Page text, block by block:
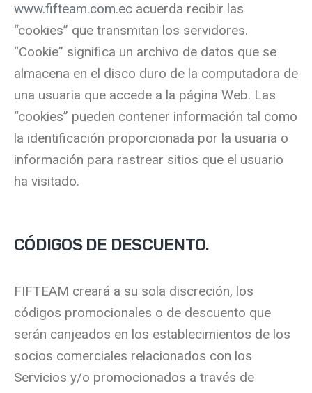
www.fifteam.com.ec acuerda recibir las
“cookies” que transmitan los servidores.
“Cookie” significa un archivo de datos que se
almacena en el disco duro de la computadora de
una usuaria que accede a la página Web. Las
“cookies” pueden contener información tal como
la identificación proporcionada por la usuaria o
información para rastrear sitios que el usuario
ha visitado.
CÓDIGOS DE DESCUENTO.
FIFTEAM creará a su sola discreción, los
códigos promocionales o de descuento que
serán canjeados en los establecimientos de los
socios comerciales relacionados con los
Servicios y/o promocionados a través de